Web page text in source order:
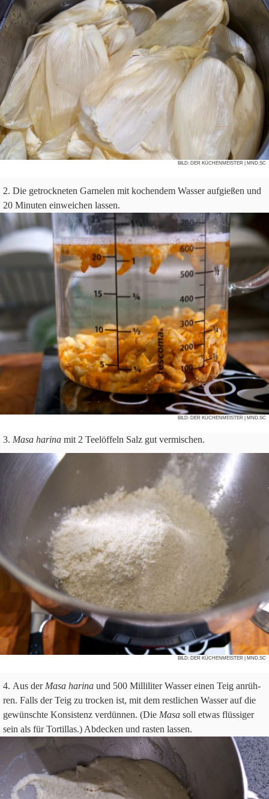
BILD: DER KÜCHENMEISTER | MND.SC
Die getrock­ne­ten Gar­ne­len mit kochen­dem Was­ser auf­gie­ßen und
20 Minu­ten ein­wei­chen lassen.
BILD: DER KÜCHENMEISTER | MND.SC
Masa harina mit 2 Tee­löf­feln Salz gut vermischen.
BILD: DER KÜCHENMEISTER | MND.SC
Aus der Masa harina und 500 Mil­li­li­ter Was­ser einen Teig anrüh­
ren. Falls der Teig zu trocken ist, mit dem rest­li­chen Was­ser auf die
gewünschte Kon­si­stenz ver­dün­nen. (Die Masa soll etwas flüs­si­ger
sein als für Tor­til­las.) Abdecken und rasten lassen.